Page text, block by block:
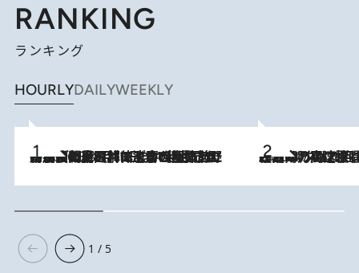
RANKING
ランキング
HOURLYDAILYWEEKLY
2026.8.8
「最後に見られてよかった」上野動物園の東園パンダ舎が解体前に特別公開。8月16日まで延長されたパネル展と共に辿る“半世紀”のパンダ飼育《解体工事の図面あり》 2026.8.7
「湘南乃風に憧れて」観客大盛上がりの“タオル回し”に、ラッパー顔負けの高速歌唱まで…さだまさし（74）のアグレッシブすぎる現在地
1 / 5